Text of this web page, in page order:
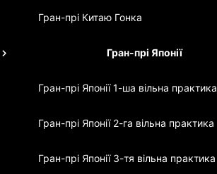
Гран-прі Китаю Гонка
Гран-прі Японії
Гран-прі Японії 1-ша вільна практика
Гран-прі Японії 2-га вільна практика
Гран-прі Японії 3-тя вільна практика